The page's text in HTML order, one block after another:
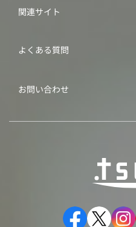
関連サイト
よくある質問
お問い合わせ